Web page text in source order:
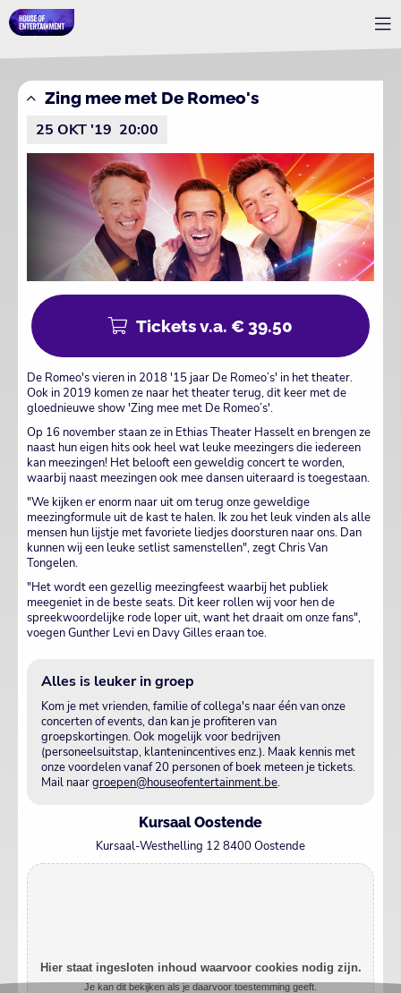
Zing mee met De Romeo's
25 OKT '19 20:00
Tickets v.a. € 39.50
De Romeo's vieren in 2018 '15 jaar De Romeo’s' in het theater.
Ook in 2019 komen ze naar het theater terug, dit keer met de
gloednieuwe show 'Zing mee met De Romeo’s'.
Op 16 november staan ze in Ethias Theater Hasselt en brengen ze
naast hun eigen hits ook heel wat leuke meezingers die iedereen
kan meezingen! Het belooft een geweldig concert te worden,
waarbij naast meezingen ook mee dansen uiteraard is toegestaan.
"We kijken er enorm naar uit om terug onze geweldige
meezingformule uit de kast te halen. Ik zou het leuk vinden als alle
mensen hun lijstje met favoriete liedjes doorsturen naar ons. Dan
kunnen wij een leuke setlist samenstellen", zegt Chris Van
Tongelen.
"Het wordt een gezellig meezingfeest waarbij het publiek
meegeniet in de beste seats. Dit keer rollen wij voor hen de
spreekwoordelijke rode loper uit, want het draait om onze fans",
voegen Gunther Levi en Davy Gilles eraan toe.
Alles is leuker in groep
Kom je met vrienden, familie of collega's naar één van onze
concerten of events, dan kan je profiteren van
groepskortingen. Ook mogelijk voor bedrijven
(personeelsuitstap, klantenincentives enz.). Maak kennis met
onze voordelen vanaf 20 personen of boek meteen je tickets.
Mail naargroepen@houseofentertainment.be.
Kursaal Oostende
Kursaal-Westhelling 12 8400 Oostende
Hier staat ingesloten inhoud waarvoor cookies nodig zijn.
Je kan dit bekijken als je daarvoor toestemming geeft.